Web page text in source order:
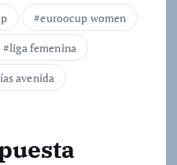
euroocup women
liga femenina
avenida